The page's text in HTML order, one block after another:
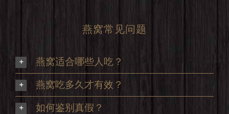
燕窝常见问题
燕窝适合哪些人吃？
燕窝吃多久才有效？
如何鉴别真假？